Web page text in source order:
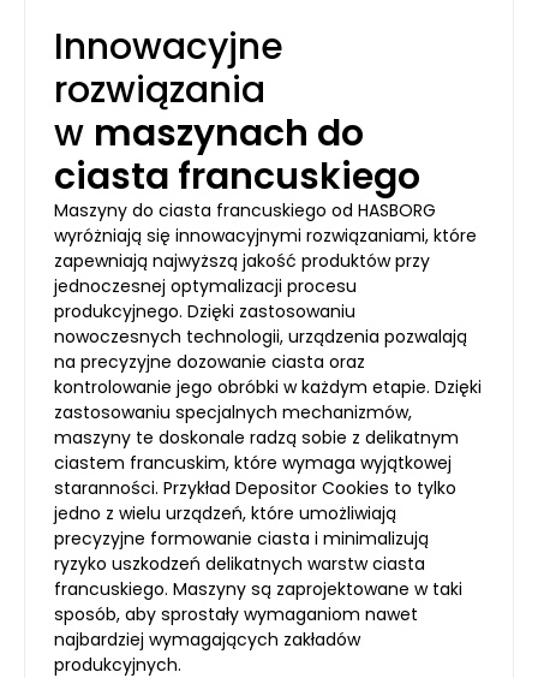
Innowacyjne
rozwiązania
w maszynach do
ciasta francuskiego
Maszyny do ciasta francuskiego od HASBORG
wyróżniają się innowacyjnymi rozwiązaniami, które
zapewniają najwyższą jakość produktów przy
jednoczesnej optymalizacji procesu
produkcyjnego. Dzięki zastosowaniu
nowoczesnych technologii, urządzenia pozwalają
na precyzyjne dozowanie ciasta oraz
kontrolowanie jego obróbki w każdym etapie. Dzięki
zastosowaniu specjalnych mechanizmów,
maszyny te doskonale radzą sobie z delikatnym
ciastem francuskim, które wymaga wyjątkowej
staranności. Przykład Depositor Cookies to tylko
jedno z wielu urządzeń, które umożliwiają
precyzyjne formowanie ciasta i minimalizują
ryzyko uszkodzeń delikatnych warstw ciasta
francuskiego. Maszyny są zaprojektowane w taki
sposób, aby sprostały wymaganiom nawet
najbardziej wymagających zakładów
produkcyjnych.